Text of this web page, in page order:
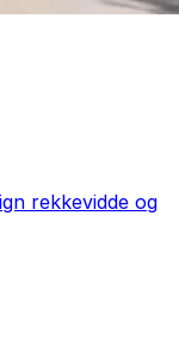
rekkevidde og